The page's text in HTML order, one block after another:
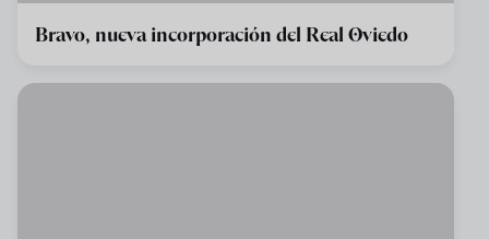
Bravo, nueva incorporación del Real Oviedo